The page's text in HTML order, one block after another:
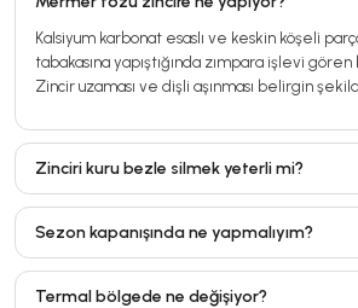
Kalsiyum karbonat esaslı ve keskin köşeli
tabakasına yapıştığında zımpara işlevi
Zincir uzaması ve dişli aşınması belirgin
Zinciri kuru bezle silmek yeterli mi?
Sezon kapanışında ne yapmalıyım?
Termal bölgede ne değişiyor?